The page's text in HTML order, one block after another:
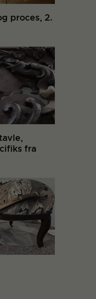
proces, 2.
fra